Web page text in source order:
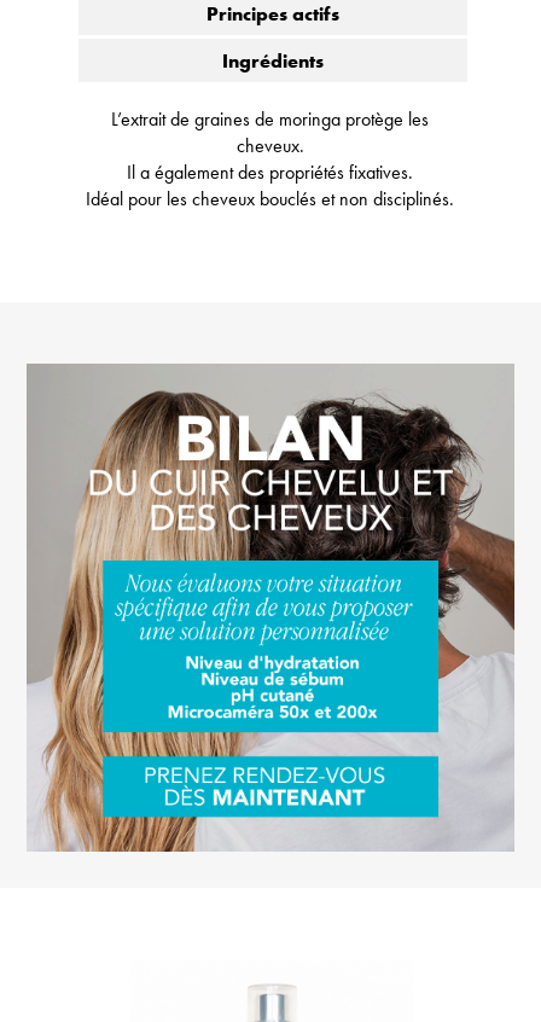
Principes actifs
Ingrédients
L’extrait de graines de moringa protège les
cheveux.
Il a également des propriétés fixatives.
Idéal pour les cheveux bouclés et non disciplinés.